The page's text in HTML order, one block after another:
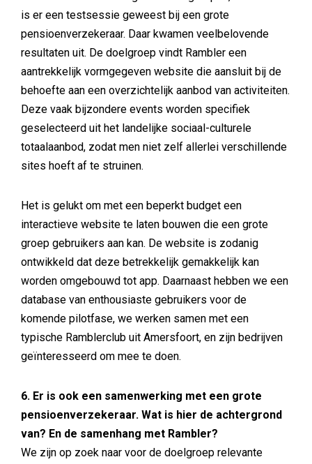
is er een testsessie geweest bij een grote
pensioenverzekeraar. Daar kwamen veelbelovende
resultaten uit. De doelgroep vindt Rambler een
aantrekkelijk vormgegeven website die aansluit bij de
behoefte aan een overzichtelijk aanbod van activiteiten.
Deze vaak bijzondere events worden specifiek
geselecteerd uit het landelijke sociaal-culturele
totaalaanbod, zodat men niet zelf allerlei verschillende
sites hoeft af te struinen.
Het is gelukt om met een beperkt budget een
interactieve website te laten bouwen die een grote
groep gebruikers aan kan. De website is zodanig
ontwikkeld dat deze betrekkelijk gemakkelijk kan
worden omgebouwd tot app. Daarnaast hebben we een
database van enthousiaste gebruikers voor de
komende pilotfase, we werken samen met een
typische Ramblerclub uit Amersfoort, en zijn bedrijven
geïnteresseerd om mee te doen.
6. Er is ook een samenwerking met een grote
pensioenverzekeraar. Wat is hier de achtergrond
van? En de samenhang met Rambler?
We zijn op zoek naar voor de doelgroep relevante